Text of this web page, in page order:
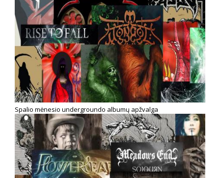
Spalio mėnesio undergroundo albumų apžvalga